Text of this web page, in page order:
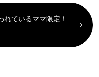
れているママ限定！